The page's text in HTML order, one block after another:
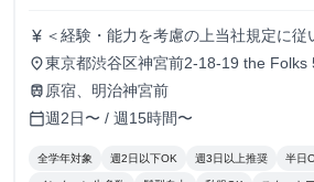
currency_yen ＜経験・能力を考慮の上当社規定に従
給1,250円〜 ・昇給：実績に応じて有
place東京都渋谷区神宮前2-18-19 the Folks
train 原宿、明治神宮前
calendar_today週2日〜 / 週15時間〜
全学年対象 週2日以下OK 週3日以上推奨 半日